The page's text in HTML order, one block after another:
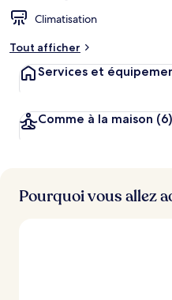
Climatisation
Tout afficher
Services et
Comme à la maison (6)
Pourquoi vous allez